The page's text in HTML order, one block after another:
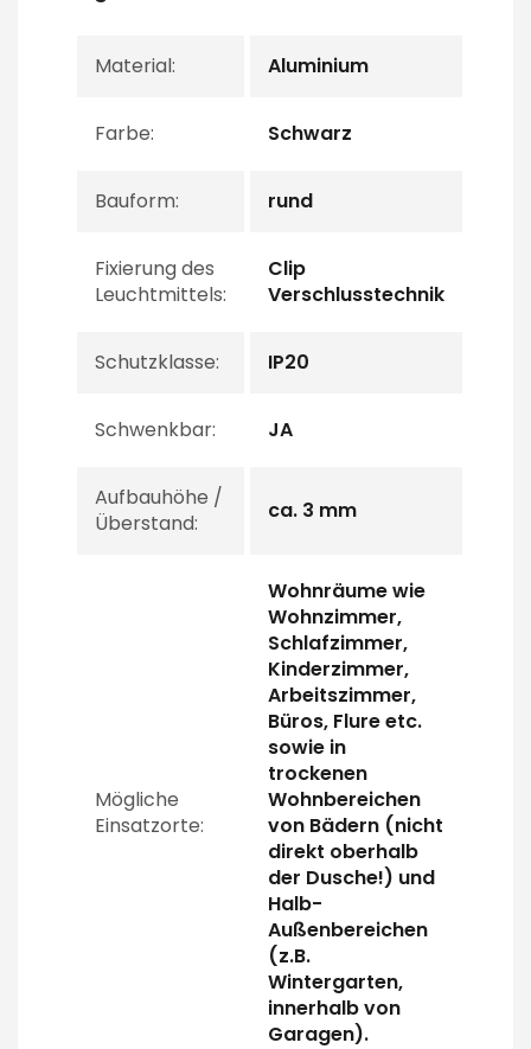
Material: Aluminium
Farbe: Schwarz
Bauform: rund
Fixierung des
Leuchtmittels:
Clip
Verschlusstechnik
Schutzklasse: IP20
Schwenkbar: JA
Aufbauhöhe /
Überstand:
ca. 3 mm
Mögliche
Einsatzorte:
Wohnräume wie
Wohnzimmer,
Schlafzimmer,
Kinderzimmer,
Arbeitszimmer,
Büros, Flure etc.
sowie in
trockenen
Wohnbereichen
von Bädern (nicht
direkt oberhalb
der Dusche!) und
Halb-
Außenbereichen
(z.B.
Wintergarten,
innerhalb von
Garagen).